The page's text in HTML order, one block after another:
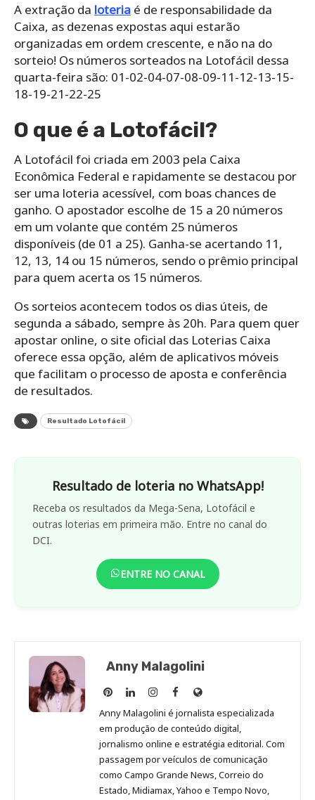
A extração da loteria é de responsabilidade da
Caixa, as dezenas expostas aqui estarão
organizadas em ordem crescente, e não na do
sorteio! Os números sorteados na Lotofácil dessa
quarta-feira são: 01-02-04-07-08-09-11-12-13-15-
18-19-21-22-25
O que é a Lotofácil?
A Lotofácil foi criada em 2003 pela Caixa
Econômica Federal e rapidamente se destacou por
ser uma loteria acessível, com boas chances de
ganho. O apostador escolhe de 15 a 20 números
em um volante que contém 25 números
disponíveis (de 01 a 25). Ganha-se acertando 11,
12, 13, 14 ou 15 números, sendo o prêmio principal
para quem acerta os 15 números.
Os sorteios acontecem todos os dias úteis, de
segunda a sábado, sempre às 20h. Para quem quer
apostar online, o site oficial das Loterias Caixa
oferece essa opção, além de aplicativos móveis
que facilitam o processo de aposta e conferência
de resultados.
Resultado Lotofácil
Resultado de loteria no WhatsApp!
Receba os resultados da Mega-Sena, Lotofácil e
outras loterias em primeira mão. Entre no canal do
DCI.
ENTRE NO CANAL
Anny Malagolini
Anny
Malagolini
no
Pinterest
Anny
Malagolini
no
LinkedIn
Anny
Malagolini
no
Instagram
Anny
Malagolini
no
Facebook
Site
de
Anny
Malagolini
Anny Malagolini é jornalista especializada
em produção de conteúdo digital,
jornalismo online e estratégia editorial. Com
passagem por veículos de comunicação
como Campo Grande News, Correio do
Estado, Midiamax, Yahoo e Tempo Novo,